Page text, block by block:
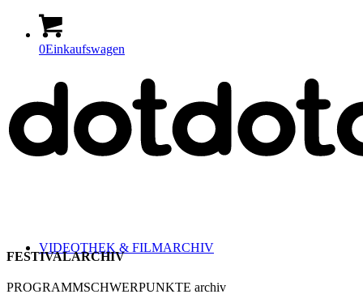
0Einkaufswagen
VIDEOTHEK & FILMARCHIV
FESTIVALARCHIV
PROGRAMMSCHWERPUNKTE archiv